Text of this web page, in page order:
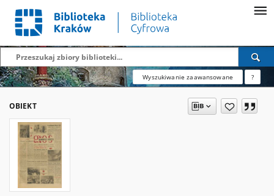
Wyszukiwanie zaawansowane ?
OBIEKT